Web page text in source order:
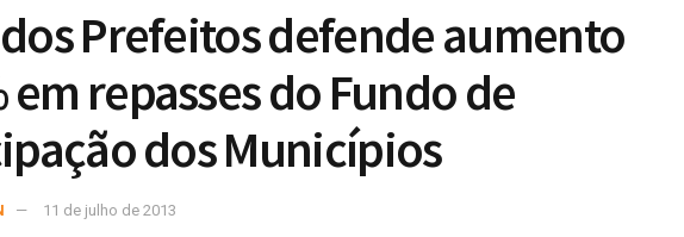
Prefeitos defende aumento
em repasses do Fundo de
dos Municípios
11 de julho de 2013